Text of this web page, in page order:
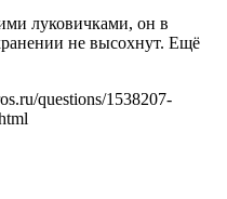
луковичками, он в
не высохнут. Ещё
questions/1538207-